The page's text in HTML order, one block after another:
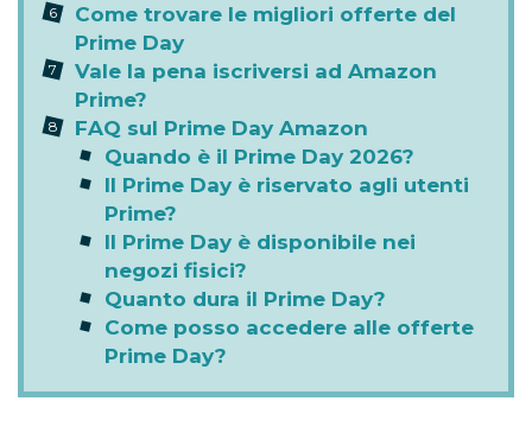
Come trovare le migliori offerte del
Prime Day
Vale la pena iscriversi ad Amazon
Prime?
FAQ sul Prime Day Amazon
Quando è il Prime Day 2026?
Il Prime Day è riservato agli utenti
Prime?
Il Prime Day è disponibile nei
negozi fisici?
Quanto dura il Prime Day?
Come posso accedere alle offerte
Prime Day?